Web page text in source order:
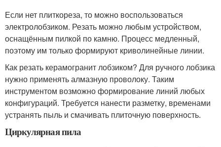
Если нет плиткореза, то можно воспользоваться
электролобзиком. Резать можно любым устройством,
оснащённым пилкой по камню. Процесс медленный,
поэтому им только формируют криволинейные линии.
Как резать керамогранит лобзиком? Для ручного лобзика
нужно применять алмазную проволоку. Таким
инструментом возможно формирование линий любых
конфигураций. Требуется нанести разметку, временами
устранять пыль и смачивать плиточную поверхность.
Циркулярная пила